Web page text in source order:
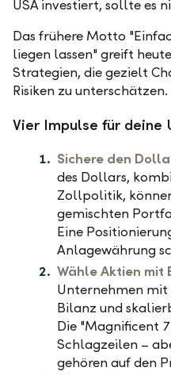
USA investiert, sollte es
Das frühere Motto
liegen lassen" greift
Strategien, die gezielt
Risiken zu unterschätzen.
Vier Impulse für deine
Sichere den
des Dollars,
Zollpolitik,
gemischten
Eine
Anlagewährung
Wähle Aktien mit
Unternehmen mit
Bilanz und
Die "Magnificent
Schlagzeilen –
gehören auf den